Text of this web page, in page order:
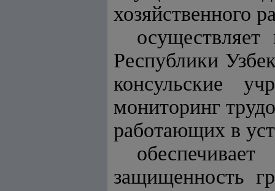
хозяйственного
Республики
консульские
мониторинг
работающих в
защищенность